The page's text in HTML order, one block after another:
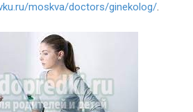
moskva/doctors/ginekolog/.